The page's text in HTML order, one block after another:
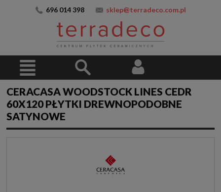
696 014 398 sklep@terradeco.com.pl
CERACASA WOODSTOCK LINES CEDR
60X120 PŁYTKI DREWNOPODOBNE
SATYNOWE